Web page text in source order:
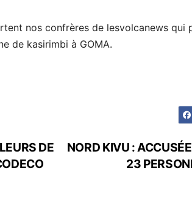
nos confrères de lesvolcanews qui
de kasirimbi à GOMA.
NORD KIVU :
23
DE